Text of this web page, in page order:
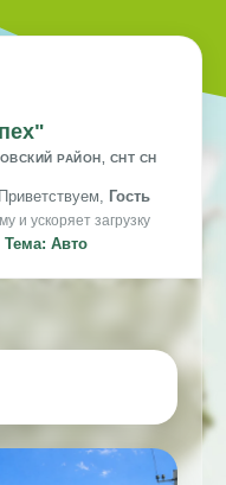
РАЙОН, СНТ СН
Приветствуем, Гость
и ускоряет загрузку
Тема: Авто